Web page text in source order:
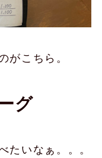
がこちら。
グ
たいなぁ。。。